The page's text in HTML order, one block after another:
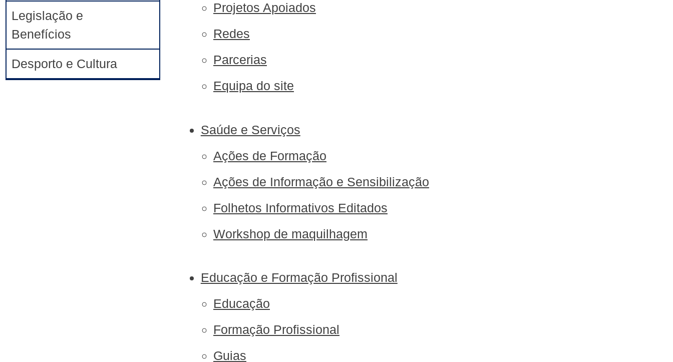
Projetos Apoiados
Redes
Parcerias
Equipa do site
Saúde e Serviços
Ações de Formação
Ações de Informação e Sensibilização
Folhetos Informativos Editados
Workshop de maquilhagem
Educação e Formação Profissional
Educação
Formação Profissional
Guias
Legislação e
Benefícios
Desporto e Cultura